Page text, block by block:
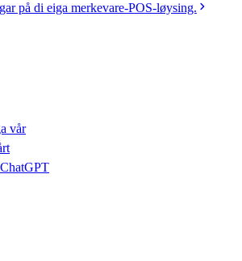
på di eiga merkevare-POS-løysing.
vår